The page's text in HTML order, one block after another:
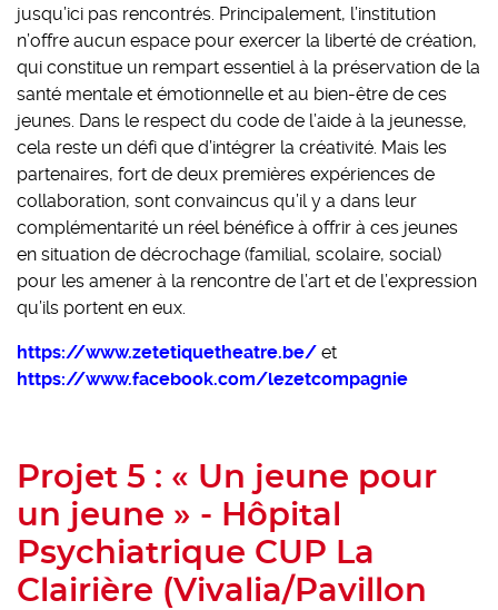
jusqu’ici pas rencontrés. Principalement, l’institution
n’offre aucun espace pour exercer la liberté de création,
qui constitue un rempart essentiel à la préservation de la
santé mentale et émotionnelle et au bien-être de ces
jeunes. Dans le respect du code de l’aide à la jeunesse,
cela reste un défi que d’intégrer la créativité. Mais les
partenaires, fort de deux premières expériences de
collaboration, sont convaincus qu’il y a dans leur
complémentarité un réel bénéfice à offrir à ces jeunes
en situation de décrochage (familial, scolaire, social)
pour les amener à la rencontre de l’art et de l’expression
qu’ils portent en eux.
https://www.zetetiquetheatre.be/ et
https://www.facebook.com/lezetcompagnie
Projet 5 : « Un jeune pour
un jeune » - Hôpital
Psychiatrique CUP La
Clairière (Vivalia/Pavillon